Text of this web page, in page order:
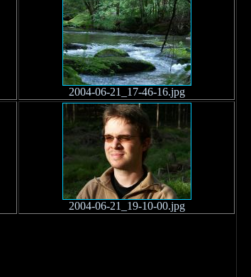
2004-06-21_17-46-16.jpg
2004-06-21_19-10-00.jpg